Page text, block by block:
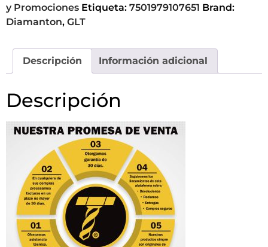
y Promociones Etiqueta: 7501979107651 Brand:
Diamanton, GLT
Descripción Información adicional
Descripción